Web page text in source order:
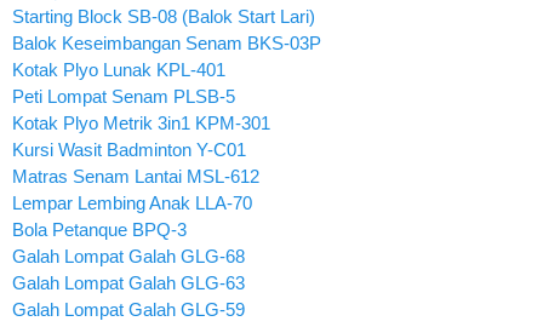
Starting Block SB-08 (Balok Start Lari)
Balok Keseimbangan Senam BKS-03P
Kotak Plyo Lunak KPL-401
Peti Lompat Senam PLSB-5
Kotak Plyo Metrik 3in1 KPM-301
Kursi Wasit Badminton Y-C01
Matras Senam Lantai MSL-612
Lempar Lembing Anak LLA-70
Bola Petanque BPQ-3
Galah Lompat Galah GLG-68
Galah Lompat Galah GLG-63
Galah Lompat Galah GLG-59